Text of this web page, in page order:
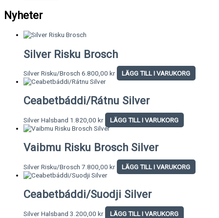
Nyheter
Silver Risku Brosch
Silver Risku/Brosch 6.800,00 kr LÄGG TILL I VARUKORG
Ceabetbáddi/Rátnu Silver
Silver Halsband 1.820,00 kr LÄGG TILL I VARUKORG
Vaibmu Risku Brosch Silver
Silver Risku/Brosch 7.800,00 kr LÄGG TILL I VARUKORG
Ceabetbáddi/Suodji Silver
Silver Halsband 3.200,00 kr LÄGG TILL I VARUKORG